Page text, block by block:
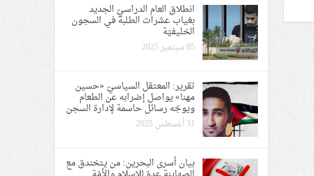
انطلاق العام الدراسيّ الجديد
بغياب عشرات الطلبة في السجون
الخليفيّة
05 سبتمبر 2025
تقرير: المعتقل السياسيّ «حسين
مهنا» يواصل إضرابه عن الطعام
ويوجّه رسائل حاسمة لإدارة السجن
31 أغسطس 2025
بيان أسرى البحرين: من يتخندق مع